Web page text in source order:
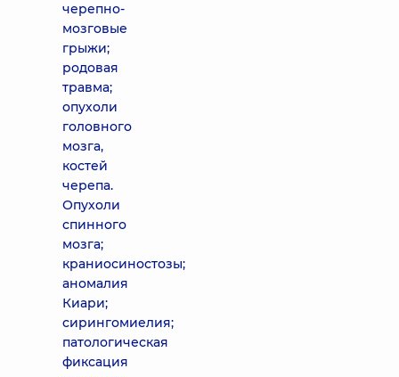
черепно-
мозговые
грыжи;
родовая
травма;
опухоли
головного
мозга,
костей
черепа.
Опухоли
спинного
мозга;
краниосиностозы;
аномалия
Киари;
сирингомиелия;
патологическая
фиксация